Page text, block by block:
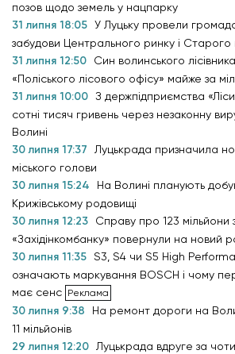
позов щодо земель у нацпарку
31 липня 18:05 У Луцьку провели
забудови Центрального ринку і Старого
31 липня 12:50
Син волинського
«Поліського лісового офісу» майже за
31 липня 10:00 З держпідприємства
сотні тисяч гривень через незаконну
Волині
30 липня 17:37
Луцькрада призначила
міського голови
30 липня 15:24
На Волині планують
Крижівському родовищі
30 липня 12:23
Справу про 123 мільйони
«Західінкомбанку» повернули на новий
30 липня 11:35 S3, S4 чи S5 High
означають маркування BOSCH і чому
має сенс
30 липня 9:38
На ремонт дороги на
11 мільйонів
29 липня 12:20
Луцькрада вдруге за